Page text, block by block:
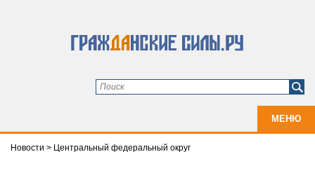
МЕНЮ
Новости > Центральный федеральный округ